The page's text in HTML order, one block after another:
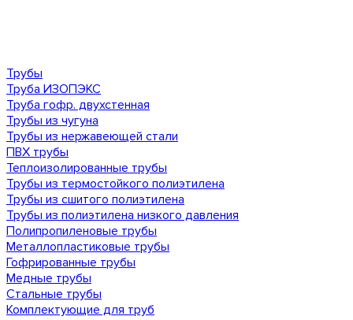
Трубы
Труба ИЗОПЭКС
Труба гофр. двухстенная
Трубы из чугуна
Трубы из нержавеющей стали
ПВХ трубы
Теплоизолированные трубы
Трубы из термостойкого полиэтилена
Трубы из сшитого полиэтилена
Трубы из полиэтилена низкого давления
Полипропиленовые трубы
Металлопластиковые трубы
Гофрированные трубы
Медные трубы
Стальные трубы
Комплектующие для труб